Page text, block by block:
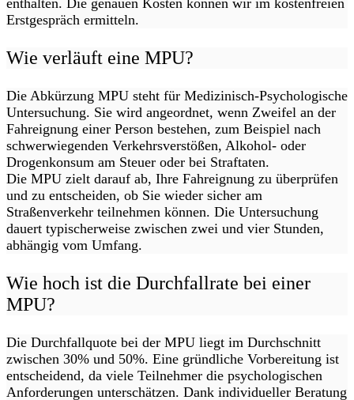
enthalten. Die genauen Kosten können wir im kostenfreien
Erstgespräch ermitteln.
Wie verläuft eine MPU?
Die Abkürzung MPU steht für Medizinisch-Psychologische
Untersuchung. Sie wird angeordnet, wenn Zweifel an der
Fahreignung einer Person bestehen, zum Beispiel nach
schwerwiegenden Verkehrsverstößen, Alkohol- oder
Drogenkonsum am Steuer oder bei Straftaten.
Die MPU zielt darauf ab, Ihre Fahreignung zu überprüfen
und zu entscheiden, ob Sie wieder sicher am
Straßenverkehr teilnehmen können. Die Untersuchung
dauert typischerweise zwischen zwei und vier Stunden,
abhängig vom Umfang.
Wie hoch ist die Durchfallrate bei einer
MPU?
Die Durchfallquote bei der MPU liegt im Durchschnitt
zwischen 30% und 50%. Eine gründliche Vorbereitung ist
entscheidend, da viele Teilnehmer die psychologischen
Anforderungen unterschätzen. Dank individueller Beratung